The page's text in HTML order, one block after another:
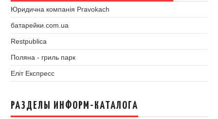
Юридична компанія Pravokach
батарейки.com.ua
Restpublica
Поляна - гриль парк
Еліт Експресс
РАЗДЕЛЫ ИНФОРМ-КАТАЛОГА